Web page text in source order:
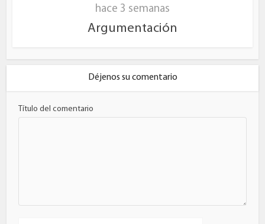
hace 3 semanas
Argumentación
Déjenos su comentario
Título del comentario